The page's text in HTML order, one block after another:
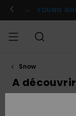
de
grille
des
produits
Se connecter
YOUNG
HOMME
Snow
A découvrir